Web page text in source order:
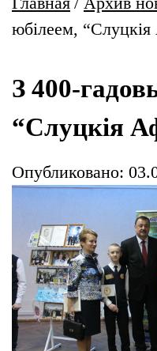
юбілеем,
З 400-
“Слуцкія
Опубликовано: